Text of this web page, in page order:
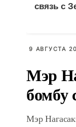
связь с
9 АВГУСТА
Мэр
бомбу
Мэр